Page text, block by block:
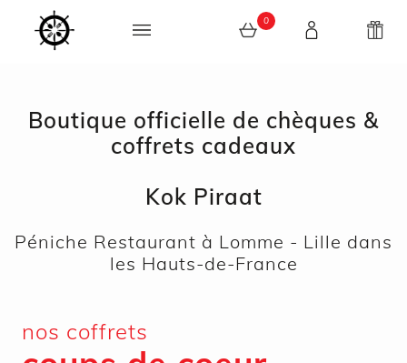
0
Boutique officielle de chèques &
coffrets cadeaux
Kok Piraat
Péniche Restaurant à Lomme - Lille dans
les Hauts-de-France
nos coffrets